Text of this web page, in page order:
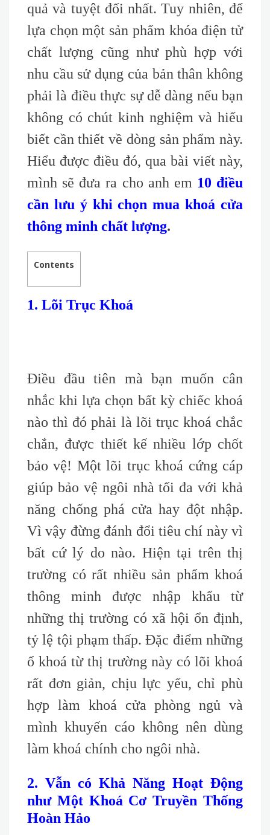
quả và tuyệt đối nhất. Tuy nhiên, để
lựa chọn một sản phẩm khóa điện tử
chất lượng cũng như phù hợp với
nhu cầu sử dụng của bản thân không
phải là điều thực sự dễ dàng nếu bạn
không có chút kinh nghiệm và hiểu
biết cần thiết về dòng sản phẩm này.
Hiểu được điều đó, qua bài viết này,
mình sẽ đưa ra cho anh em 10 điều
cần lưu ý khi chọn mua khoá cửa
thông minh chất lượng.
Contents
1. Lõi Trục Khoá
Điều đầu tiên mà bạn muốn cân
nhắc khi lựa chọn bất kỳ chiếc khoá
nào thì đó phải là lõi trục khoá chắc
chắn, được thiết kế nhiều lớp chốt
bảo vệ! Một lõi trục khoá cứng cáp
giúp bảo vệ ngôi nhà tối đa với khả
năng chống phá cửa hay đột nhập.
Vì vậy đừng đánh đổi tiêu chí này vì
bất cứ lý do nào. Hiện tại trên thị
trường có rất nhiều sản phẩm khoá
thông minh được nhập khẩu từ
những thị trường có xã hội ổn định,
tỷ lệ tội phạm thấp. Đặc điểm những
ổ khoá từ thị trường này có lõi khoá
rất đơn giản, chịu lực yếu, chỉ phù
hợp làm khoá cửa phòng ngủ và
mình khuyến cáo không nên dùng
làm khoá chính cho ngôi nhà.
2. Vẫn có Khả Năng Hoạt Động
như Một Khoá Cơ Truyền Thống
Hoàn Hảo